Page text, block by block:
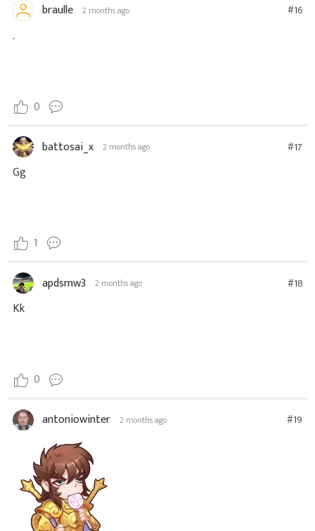
braulle 2 months ago #16
.
0
battosai_x 2 months ago #17
Gg
1
apdsmw3 2 months ago #18
Kk
0
antoniowinter 2 months ago #19